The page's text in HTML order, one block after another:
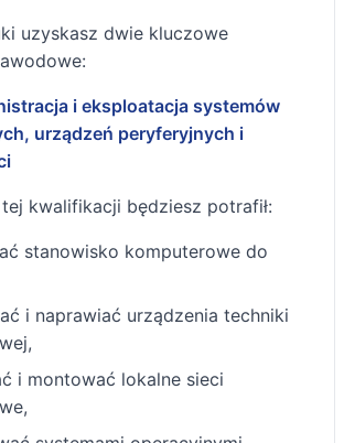
uzyskasz dwie kluczowe
i eksploatacja systemów
urządzeń peryferyjnych i
kwalifikacji będziesz potrafił:
stanowisko komputerowe do
i naprawiać urządzenia techniki
i montować lokalne sieci